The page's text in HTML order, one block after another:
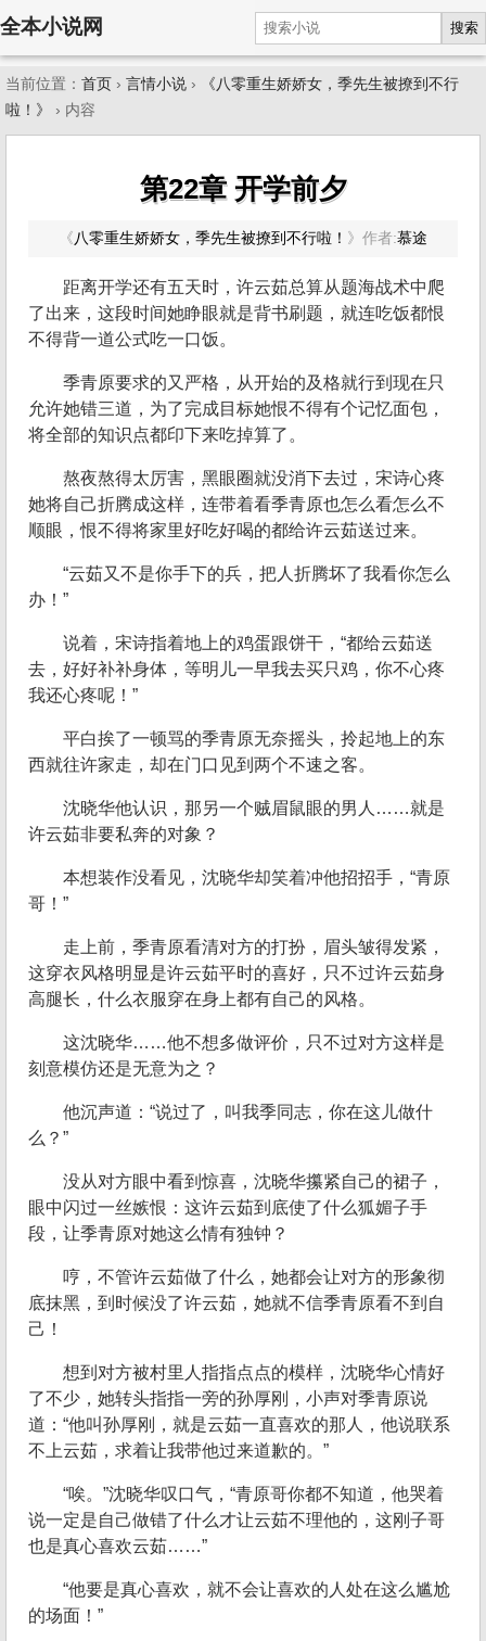
全本小说网 搜索
当前位置： 首页 › 言情小说 ›
《八零重生娇娇女，季先生被撩到不行
啦！》
› 内容
第22章 开学前夕
《八零重生娇娇女，季先生被撩到不行啦！ 》 作者:慕途
距离开学还有五天时，许云茹总算从题海战术中爬
了出来，这段时间她睁眼就是背书刷题，就连吃饭都恨
不得背一道公式吃一口饭。
季青原要求的又严格，从开始的及格就行到现在只
允许她错三道，为了完成目标她恨不得有个记忆面包，
将全部的知识点都印下来吃掉算了。
熬夜熬得太厉害，黑眼圈就没消下去过，宋诗心疼
她将自己折腾成这样，连带着看季青原也怎么看怎么不
顺眼，恨不得将家里好吃好喝的都给许云茹送过来。
“云茹又不是你手下的兵，把人折腾坏了我看你怎么
办！”
说着，宋诗指着地上的鸡蛋跟饼干，“都给云茹送
去，好好补补身体，等明儿一早我去买只鸡，你不心疼
我还心疼呢！”
平白挨了一顿骂的季青原无奈摇头，拎起地上的东
西就往许家走，却在门口见到两个不速之客。
沈晓华他认识，那另一个贼眉鼠眼的男人……就是
许云茹非要私奔的对象？
本想装作没看见，沈晓华却笑着冲他招招手，“青原
哥！”
走上前，季青原看清对方的打扮，眉头皱得发紧，
这穿衣风格明显是许云茹平时的喜好，只不过许云茹身
高腿长，什么衣服穿在身上都有自己的风格。
这沈晓华……他不想多做评价，只不过对方这样是
刻意模仿还是无意为之？
他沉声道：“说过了，叫我季同志，你在这儿做什
么？”
没从对方眼中看到惊喜，沈晓华攥紧自己的裙子，
眼中闪过一丝嫉恨：这许云茹到底使了什么狐媚子手
段，让季青原对她这么情有独钟？
哼，不管许云茹做了什么，她都会让对方的形象彻
底抹黑，到时候没了许云茹，她就不信季青原看不到自
己！
想到对方被村里人指指点点的模样，沈晓华心情好
了不少，她转头指指一旁的孙厚刚，小声对季青原说
道：“他叫孙厚刚，就是云茹一直喜欢的那人，他说联系
不上云茹，求着让我带他过来道歉的。”
“唉。”沈晓华叹口气，“青原哥你都不知道，他哭着
说一定是自己做错了什么才让云茹不理他的，这刚子哥
也是真心喜欢云茹……”
“他要是真心喜欢，就不会让喜欢的人处在这么尴尬
的场面！”